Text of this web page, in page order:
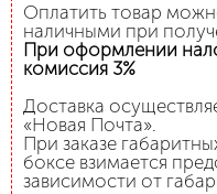
Оплатить товар
наличными при
При оформлении
комиссия 3%
Доставка
«Новая Почта».
При заказе
боксе взимается
зависимости от